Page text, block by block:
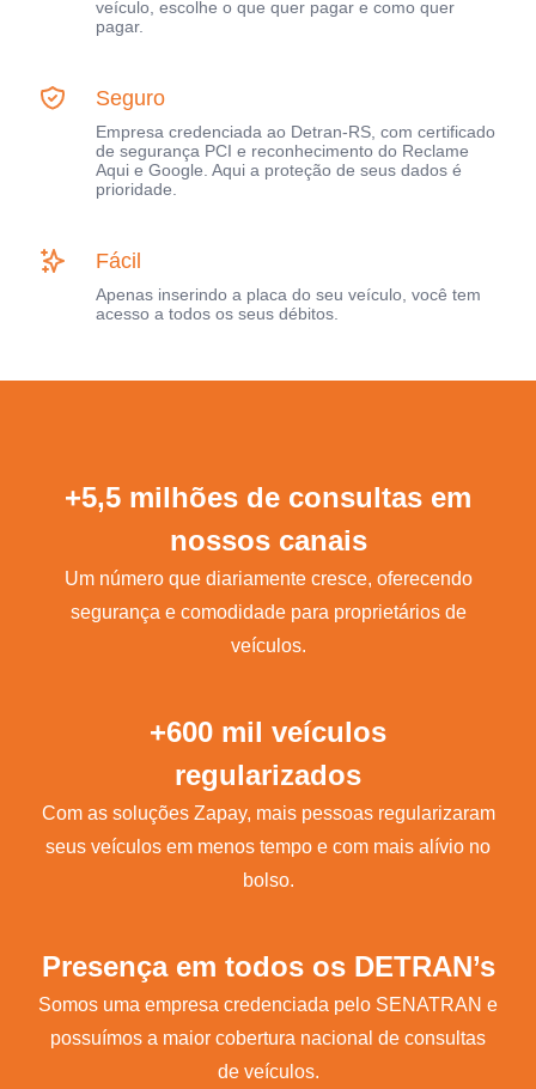
veículo, escolhe o que quer pagar e como quer
pagar.
Seguro
Empresa credenciada ao Detran-RS, com certificado
de segurança PCI e reconhecimento do Reclame
Aqui e Google. Aqui a proteção de seus dados é
prioridade.
Fácil
Apenas inserindo a placa do seu veículo, você tem
acesso a todos os seus débitos.
+5,5 milhões de consultas em
nossos canais
Um número que diariamente cresce, oferecendo
segurança e comodidade para proprietários de
veículos.
+600 mil veículos
regularizados
Com as soluções Zapay, mais pessoas regularizaram
seus veículos em menos tempo e com mais alívio no
bolso.
Presença em todos os DETRAN’s
Somos uma empresa credenciada pelo SENATRAN e
possuímos a maior cobertura nacional de consultas
de veículos.